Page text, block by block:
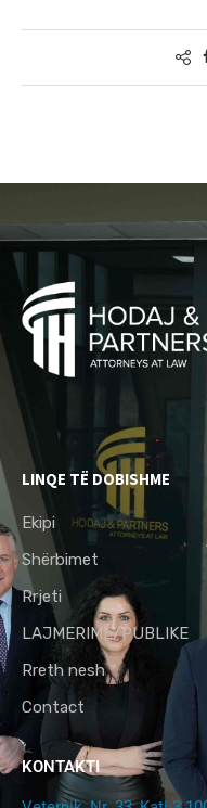
LINQE TË DOBISHME
Ekipi
Shërbimet
Rrjeti
LAJMERIME/PUBLIKE
Rreth nesh
Contact
KONTAKTI